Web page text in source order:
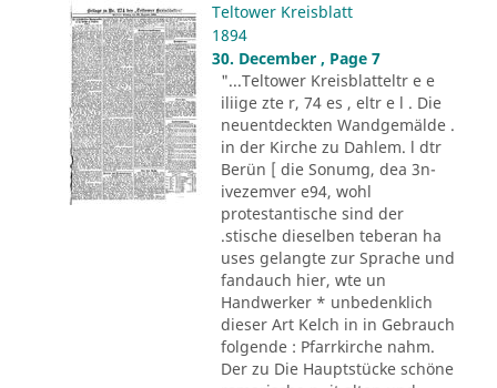
Teltower Kreisblatt
1894
30. December , Page 7
"...Teltower Kreisblatteltr e e
iliige zte r, 74 es , eltr e l . Die
neuentdeckten Wandgemälde .
in der Kirche zu Dahlem. l dtr
Berün [ die Sonumg, dea 3n-
ivezemver e94, wohl
protestantische sind der
.stische dieselben teberan ha
uses gelangte zur Sprache und
fandauch hier, wte un
Handwerker * unbedenklich
dieser Art Kelch in in Gebrauch
folgende : Pfarrkirche nahm.
Der zu Die Hauptstücke schöne